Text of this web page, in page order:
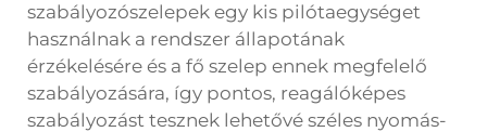
szabályozószelepek egy kis pilótaegységet
használnak a rendszer állapotának
érzékelésére és a fő szelep ennek megfelelő
szabályozására, így pontos, reagálóképes
szabályozást tesznek lehetővé széles nyomás-